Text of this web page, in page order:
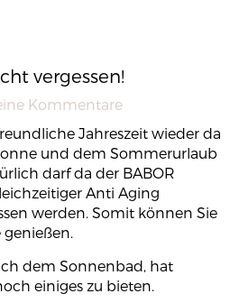
vergessen!
Kommentare
Jahreszeit wieder da
und dem Sommerurlaub
darf da der BABOR
Anti Aging
werden. Somit können Sie
dem Sonnenbad, hat
einiges zu bieten.